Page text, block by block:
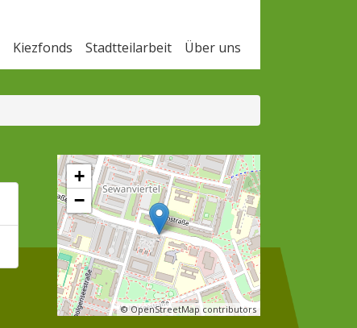
Kiezfonds Stadtteilarbeit Über uns
+
−
© OpenStreetMap contributors